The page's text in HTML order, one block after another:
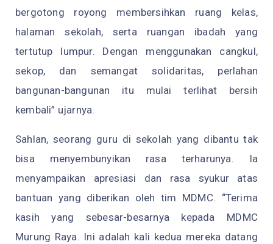
bergotong royong membersihkan ruang kelas,
halaman sekolah, serta ruangan ibadah yang
tertutup lumpur. Dengan menggunakan cangkul,
sekop, dan semangat solidaritas, perlahan
bangunan-bangunan itu mulai terlihat bersih
kembali” ujarnya.
Sahlan, seorang guru di sekolah yang dibantu tak
bisa menyembunyikan rasa terharunya. Ia
menyampaikan apresiasi dan rasa syukur atas
bantuan yang diberikan oleh tim MDMC. “Terima
kasih yang sebesar-besarnya kepada MDMC
Murung Raya. Ini adalah kali kedua mereka datang